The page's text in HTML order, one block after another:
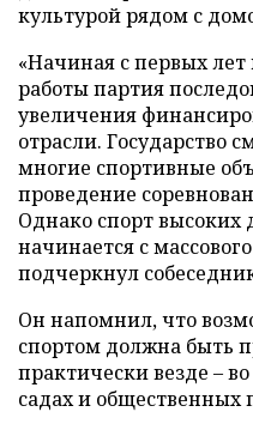
культурой рядом с
«Начиная с первых
работы партия
увеличения
отрасли. Государство
многие спортивные
проведение
Однако спорт высоких
начинается с
подчеркнул
Он напомнил, что
спортом должна быть
практически везде –
садах и общественных